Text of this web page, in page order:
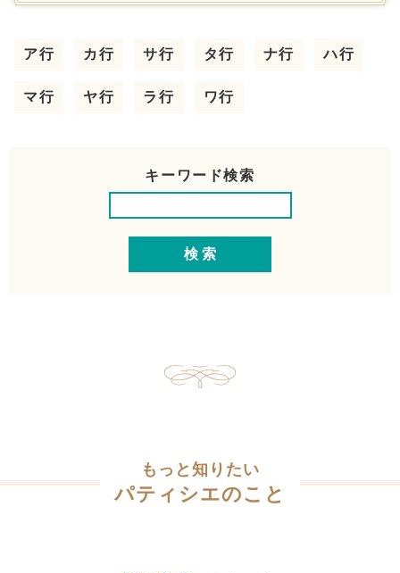
ア行 カ行 サ行 タ行 ナ行 ハ行
マ行 ヤ行 ラ行 ワ行
キーワード検索
もっと知りたい
パティシエのこと